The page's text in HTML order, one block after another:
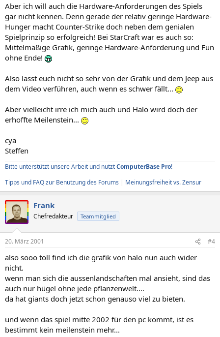
Aber ich will auch die Hardware-Anforderungen des Spiels
gar nicht kennen. Denn gerade der relativ geringe Hardware-
Hunger macht Counter-Strike doch neben dem genialen
Spielprinzip so erfolgreich! Bei StarCraft war es auch so:
Mittelmäßige Grafik, geringe Hardware-Anforderung und Fun
ohne Ende!
Also lasst euch nicht so sehr von der Grafik und dem Jeep aus
dem Video verführen, auch wenn es schwer fällt...
Aber vielleicht irre ich mich auch und Halo wird doch der
erhoffte Meilenstein...
cya
Steffen
Bitte unterstützt unsere Arbeit und nutztComputerBase Pro!
Tipps und FAQ zur Benutzung des Forums | Meinungsfreiheit vs. Zensur
Frank
Chefredakteur Teammitglied
20. März 2001 #4
also sooo toll find ich die grafik von halo nun auch wider
nicht.
wenn man sich die aussenlandschaften mal ansieht, sind das
auch nur hügel ohne jede pflanzenwelt....
da hat giants doch jetzt schon genauso viel zu bieten.
und wenn das spiel mitte 2002 für den pc kommt, ist es
bestimmt kein meilenstein mehr...